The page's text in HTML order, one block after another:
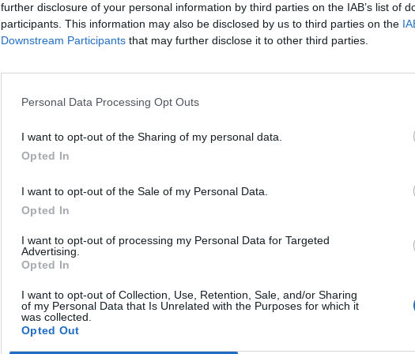
further disclosure of your personal information by third parties on the IAB’s list of
participants. This information may also be disclosed by us to third parties on the
Downstream Participants that may further disclose it to other third parties.
Personal Data Processing Opt Outs
I want to opt-out of the Sharing of my personal data.
Opted In
I want to opt-out of the Sale of my Personal Data.
Opted In
I want to opt-out of processing my Personal Data for Targeted
Advertising.
Opted In
I want to opt-out of Collection, Use, Retention, Sale, and/or Sharing
of my Personal Data that Is Unrelated with the Purposes for which it
was collected.
Opted Out
Trump, Meloni e la strategia